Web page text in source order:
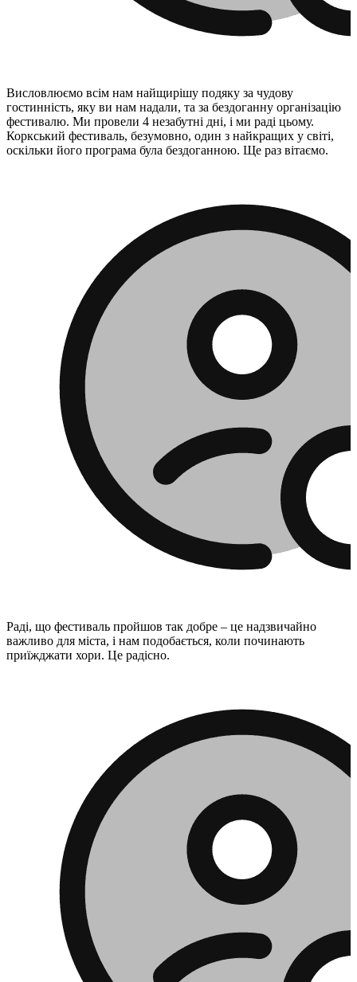
Висловлюємо всім нам найщирішу подяку за чудову
гостинність, яку ви нам надали, та за бездоганну організацію
фестивалю. Ми провели 4 незабутні дні, і ми раді цьому.
Коркський фестиваль, безумовно, один з найкращих у світі,
оскільки його програма була бездоганною. Ще раз вітаємо.
Раді, що фестиваль пройшов так добре – це надзвичайно
важливо для міста, і нам подобається, коли починають
приїжджати хори. Це радісно.